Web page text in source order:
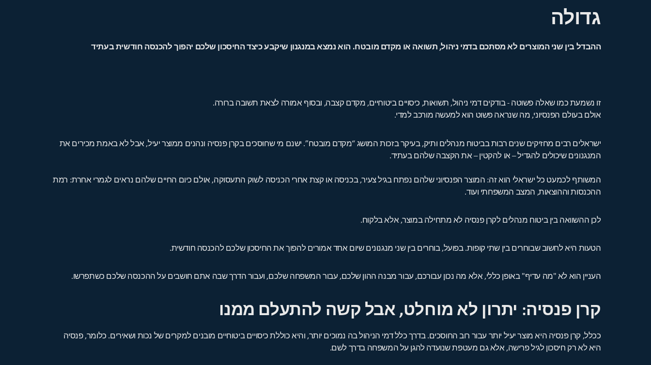
גדולה
ההבדל בין שני המוצרים לא מסתכם בדמי ניהול, תשואה או מקדם מובטח. הוא נמצא במנגנון שיקבע כיצד החיסכון שלכם יהפוך להכנסה חודשית בעתיד
זו נשמעת כמו שאלה פשוטה - בודקים דמי ניהול, תשואות, כיסויים ביטוחיים, מקדם קצבה, ובסוף אמורה לצאת תשובה ברורה.
אולם בעולם הפנסיוני, מה שנראה פשוט הוא למעשה מורכב למדי.
ישראלים רבים מחזיקים שנים רבות בביטוח מנהלים ותיק, בעיקר בזכות המושג “מקדם מובטח”. ישנם מי שחוסכים בקרן פנסיה ונהנים ממוצר יעיל, אבל לא באמת מכירים את
המנגנונים שיכולים להגדיל – או להקטין – את הקצבה שלהם בעתיד.
המשותף לכמעט כל ישראלי הוא זה: המוצר הפנסיוני שלהם נפתח בגיל צעיר, בכניסה או קצת אחרי הכניסה לשוק התעסוקה, אולם כיום החיים שלהם נראים לגמרי אחרת: רמת
ההכנסות וההוצאות, המצב המשפחתי ועוד.
לכן ההשוואה בין ביטוח מנהלים לקרן פנסיה לא מתחילה במוצר, אלא בלקוח.
הטעות היא לחשוב שבוחרים בין שתי קופות. בפועל, בוחרים בין שני מנגנונים שיום אחד אמורים להפוך את החיסכון שלכם להכנסה חודשית.
העניין הוא לא "מה עדיף" באופן כללי, אלא מה נכון עבורכם, עבור מבנה ההון שלכם, עבור המשפחה שלכם, ועבור הדרך שבה אתם חושבים על ההכנסה שלכם כשתפרשו.
קרן פנסיה: יתרון לא מוחלט, אבל קשה להתעלם ממנו
ככלל, קרן פנסיה היא מוצר יעיל יותר עבור רוב החוסכים. בדרך כלל דמי הניהול בה נמוכים יותר, והיא כוללת כיסויים ביטוחיים מובנים למקרים של נכות ושאירים. כלומר, פנסיה
היא לא רק חיסכון לגיל פרישה, אלא גם מעטפת שנועדה להגן על המשפחה בדרך לשם.